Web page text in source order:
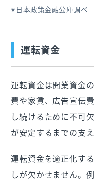
※日本政策金融公庫調べ
運転資金
運転資金は開業資金
費や家賃、広告宣伝
し続けるために不可
が安定するまでの支え
運転資金を適正化す
しが欠かせません。